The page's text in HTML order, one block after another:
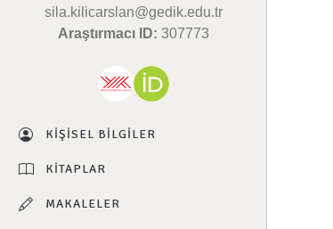
sila.kilicarslan@gedik.edu.tr
Araştırmacı ID: 307773
KIŞISEL BILGILER
KITAPLAR
MAKALELER